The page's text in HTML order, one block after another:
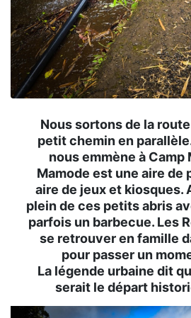
Nous sortons de la
petit chemin en
nous emmène à Camp
Mamode est une aire de
aire de jeux et kiosques.
plein de ces petits abris
parfois un barbecue. Les
se retrouver en famille
pour passer un
La légende urbaine dit
serait le départ